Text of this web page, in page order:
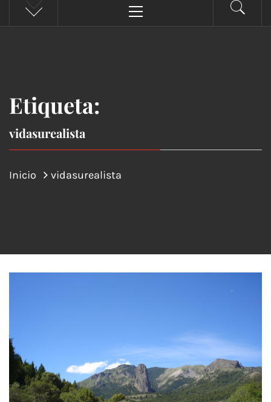
principal
Etiqueta:
vidasurealista
Inicio vidasurealista